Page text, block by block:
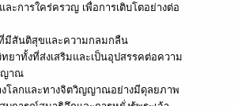
ละการใคร่ครวญ เพื่อการเติบโตอย่างต่อ
มีสันติสุขและความกลมกลืน
ทยาทั้งที่ส่งเสริมและเป็นอุปสรรคต่อความ
ญาณ
งโลกและทางจิตวิญญาณอย่างมีดุลยภาพ